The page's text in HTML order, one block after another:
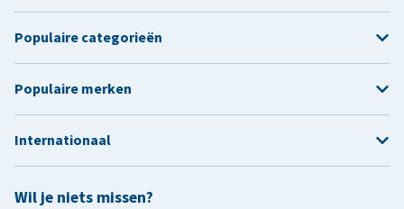
Wil je niets missen?
Populaire categorieën
Populaire merken
Internationaal